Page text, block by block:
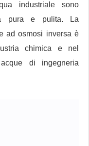
industriale sono
pura e pulita. La
ad osmosi inversa è
chimica e nel
di ingegneria